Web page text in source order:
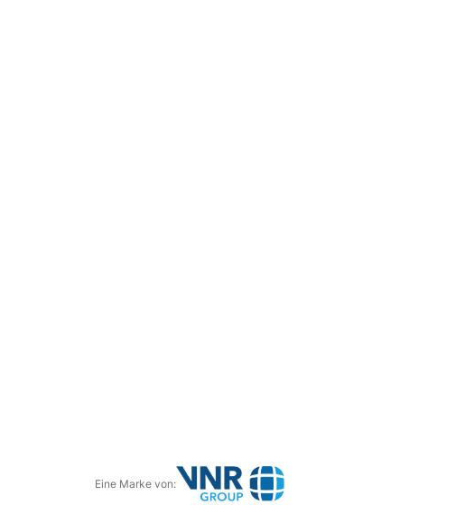
Eine Marke von: